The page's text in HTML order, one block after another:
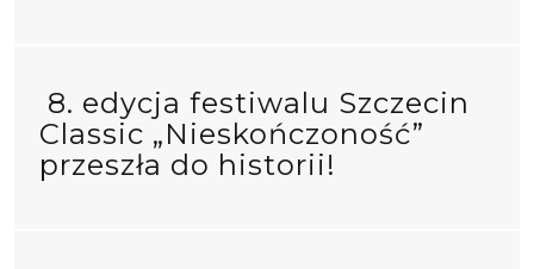
8. edycja festiwalu Szczecin
Classic „Nieskończoność”
przeszła do historii!